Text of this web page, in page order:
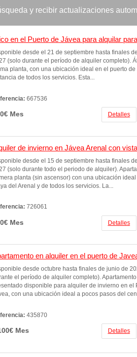
y recibir actualizaciones
en el Puerto de Jávea para alquilar
desde el 21 de septiembre hasta finales
(solo durante el período de alquiler completo).
planta, con una ubicación ideal en el puerto de
de todos los servicios. Esta...
667536
Mes Detalles
de invierno en Jávea Arenal con
desde el 15 de septiembre hasta finales
(solo durante todo el periodo de alquiler).
planta (sin ascensor) con una ubicación ideal
del Arenal y de todos los servicios. La...
726061
Mes Detalles
en alquiler en el puerto de
desde octubre hasta finales de junio de
el período de alquiler completo).
disponible para alquiler de invierno en el
con una ubicación ideal a pocos pasos del
435870
Mes Detalles